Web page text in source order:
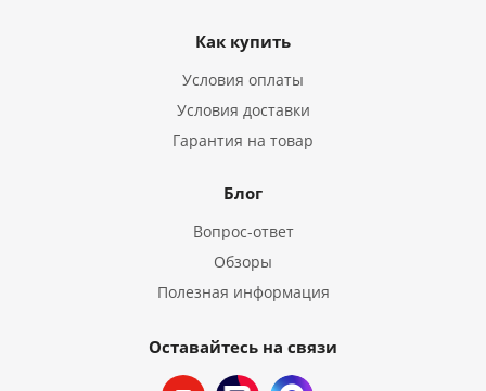
Как купить
Условия оплаты
Условия доставки
Гарантия на товар
Блог
Вопрос-ответ
Обзоры
Полезная информация
Оставайтесь на связи